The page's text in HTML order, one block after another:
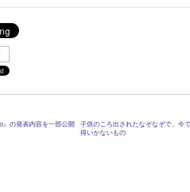
』の発表内容を一部公開
子供のころ出されたなぞなぞで、今
得いかないもの